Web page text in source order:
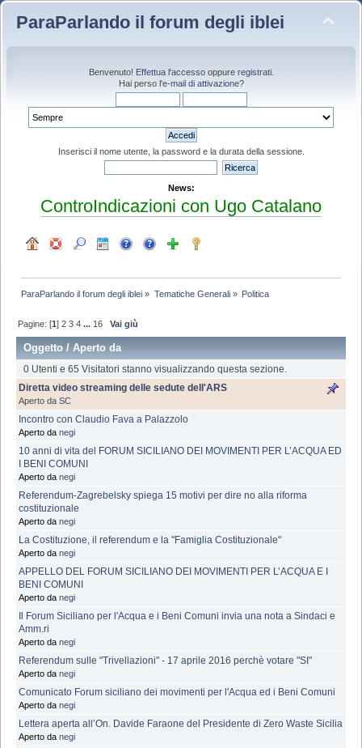
ParaParlando il forum degli iblei
Benvenuto! Effettua l'accessooppure registrati.
Hai perso l'e-mail di attivazione?
Inserisci il nome utente, la password e la durata della sessione.
News:
ControIndicazioni con Ugo Catalano
ParaParlando il forum degli iblei » Tematiche Generali» Politica
Pagine: [1]2 3 4 ... 16 Vai giù
Oggetto /Aperto da
0 Utenti e 65 Visitatori stanno visualizzando questa sezione.
Diretta video streaming delle sedute dell'ARS
Aperto da SC
Incontro con Claudio Fava a Palazzolo
Aperto da negi
10 anni di vita del FORUM SICILIANO DEI MOVIMENTI PER L’ACQUA ED
I BENI COMUNI
Aperto da negi
Referendum-Zagrebelsky spiega 15 motivi per dire no alla riforma
costituzionale
Aperto da negi
La Costituzione, il referendum e la "Famiglia Costituzionale"
Aperto da negi
APPELLO DEL FORUM SICILIANO DEI MOVIMENTI PER L’ACQUA E I
BENI COMUNI
Aperto da negi
Il Forum Siciliano per l'Acqua e i Beni Comuni invia una nota a Sindaci e
Amm.ri
Aperto da negi
Referendum sulle "Trivellazioni" - 17 aprile 2016 perchè votare "SI"
Aperto da negi
Comunicato Forum siciliano dei movimenti per l'Acqua ed i Beni Comuni
Aperto da negi
Lettera aperta all’On. Davide Faraone del Presidente di Zero Waste Sicilia
Aperto da negi